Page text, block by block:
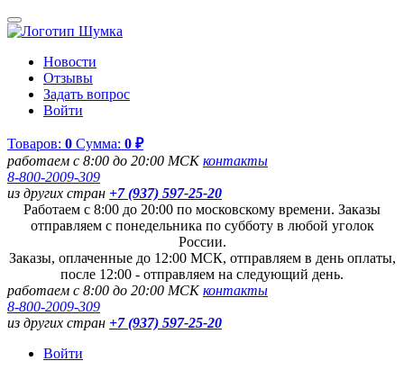
Новости
Отзывы
Задать вопрос
Войти
Товаров: 0 Сумма: 0 ₽
работаем с 8:00 до 20:00 МСКконтакты
8-800-2009-309
из других стран +7 (937) 597-25-20
Работаем с 8:00 до 20:00 по московскому времени. Заказы
отправляем с понедельника по субботу в любой уголок
России.
Заказы, оплаченные до 12:00 МСК, отправляем в день оплаты,
после 12:00 - отправляем на следующий день.
работаем с 8:00 до 20:00 МСКконтакты
8-800-2009-309
из других стран +7 (937) 597-25-20
Войти